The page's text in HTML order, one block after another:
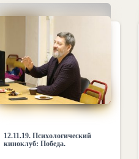
12.11.19. Психологический
киноклуб: Победа.